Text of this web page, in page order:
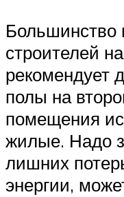
Большинство
строителей
рекомендует
полы на
помещения
жилые. Надо
лишних
энергии,